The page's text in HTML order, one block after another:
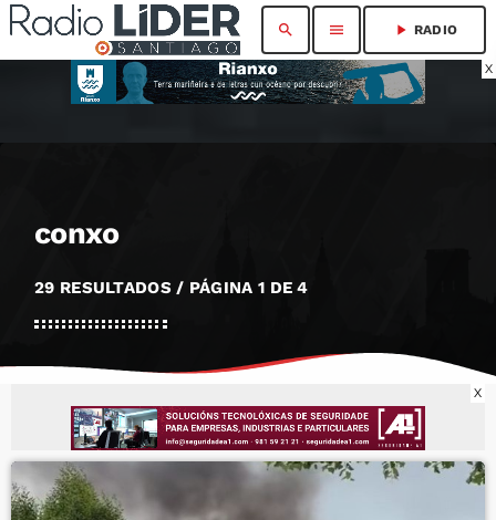
X
search menu play_arrow RADIO
conxo
29 RESULTADOS / PÁGINA 1 DE 4
X